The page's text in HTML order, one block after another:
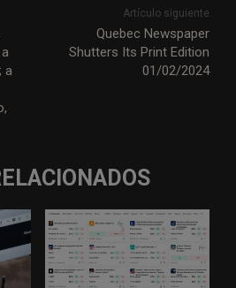
a
Artículo siguiente
Quebec Newspaper
Shutters Its Print Edition
01/02/2024